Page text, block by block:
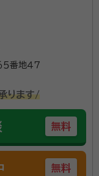
番地４７
ります/
無料
無料